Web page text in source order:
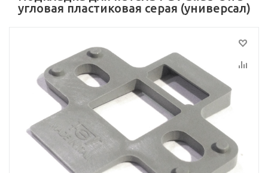
угловая пластиковая серая (универсал)